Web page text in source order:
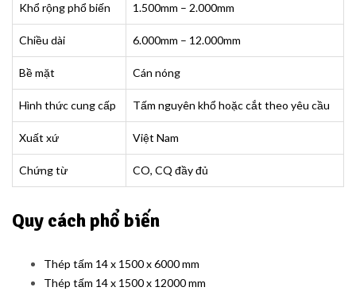
Khổ rộng phổ biến 1.500mm – 2.000mm
Chiều dài 6.000mm – 12.000mm
Bề mặt Cán nóng
Hình thức cung cấp Tấm nguyên khổ hoặc cắt theo yêu cầu
Xuất xứ Việt Nam
Chứng từ CO, CQ đầy đủ
Quy cách phổ biến
Thép tấm 14 x 1500 x 6000 mm
Thép tấm 14 x 1500 x 12000 mm